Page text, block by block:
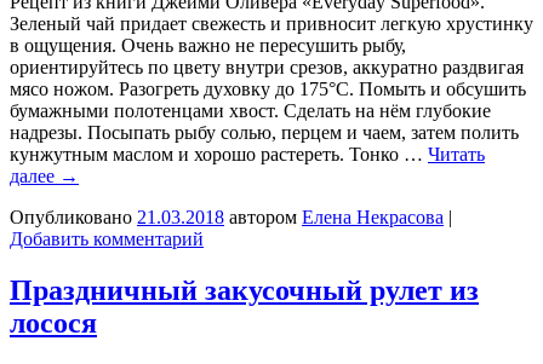
Зеленый чай придает свежесть и привносит легкую хрустинку
в ощущения. Очень важно не пересушить рыбу,
ориентируйтесь по цвету внутри срезов, аккуратно раздвигая
мясо ножом. Разогреть духовку до 175°C. Помыть и обсушить
бумажными полотенцами хвост. Сделать на нём глубокие
надрезы. Посыпать рыбу солью, перцем и чаем, затем полить
кунжутным маслом и хорошо растереть. Тонко … Читать
далее →
Опубликовано 21.03.2018 автором Елена Некрасова |
Добавить комментарий
Праздничный закусочный рулет из
лосося